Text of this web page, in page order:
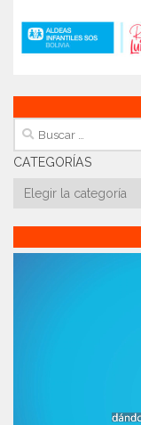
Buscar:
CATEGORÍAS
Categorías